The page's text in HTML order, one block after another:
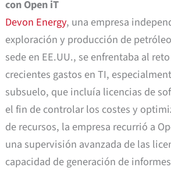
con Open iT
Devon Energy, una empresa
exploración y producción de
sede en EE.UU., se enfrentaba al
crecientes gastos en TI,
subsuelo, que incluía licencias de
el fin de controlar los costes y
de recursos, la empresa recurrió a
una supervisión avanzada de las
capacidad de generación de